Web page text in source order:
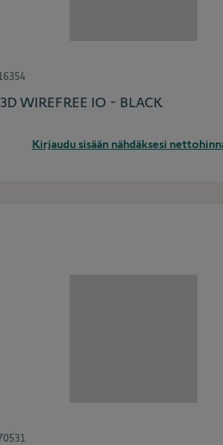
WIREFREE IO - BLACK
Kirjaudu sisään nähdäksesi